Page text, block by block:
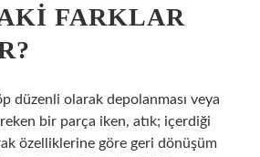
FARKLAR
düzenli olarak depolanması veya
bir parça iken, atık; içerdiği
özelliklerine göre geri dönüşüm